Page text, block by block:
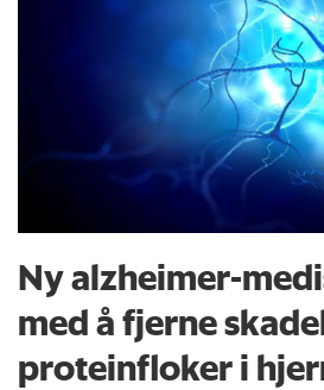
Ny alzheimer-
med å fjerne
proteinfloker i